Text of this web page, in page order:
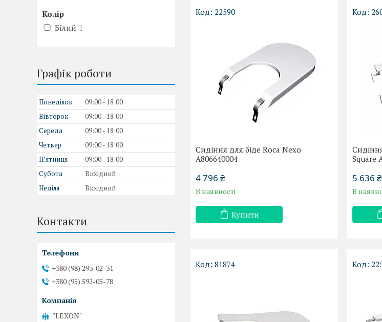
22590
Сидіння для біде Roca Nexo
A806640004
4 796 ₴
В наявності
Купити
Square
5 636 ₴
В
81874
Колір
Білий 1
Графік роботи
Понеділок 09:00
18:00
Вівторок
09:00
18:00
Середа
09:00
18:00
Четвер
09:00
18:00
Пʼятниця
09:00
18:00
Субота
Вихідний
Неділя
Вихідний
Контакти
+380 (98) 293-02-31
+380 (95) 592-05-78
"LEXON"